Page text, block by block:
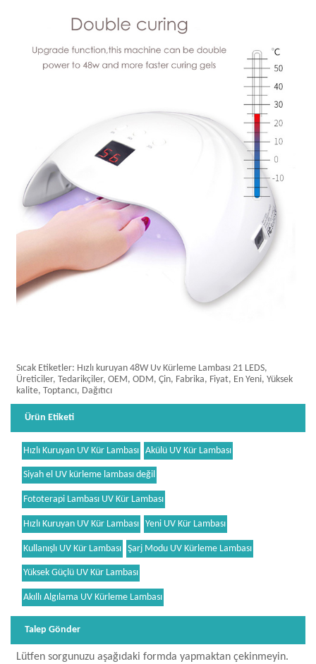
Sıcak Etiketler: Hızlı kuruyan 48W Uv Kürleme Lambası 21 LEDS,
Üreticiler, Tedarikçiler, OEM, ODM, Çin, Fabrika, Fiyat, En Yeni, Yüksek
kalite, Toptancı, Dağıtıcı
Ürün Etiketi
Hızlı Kuruyan UV Kür Lambası Akülü UV Kür Lambası
Siyah el UV kürleme lambası değil
Fototerapi Lambası UV Kür Lambası
Hızlı Kuruyan UV Kür Lambası Yeni UV Kür Lambası
Kullanışlı UV Kür Lambası Şarj Modu UV Kürleme Lambası
Yüksek Güçlü UV Kür Lambası
Akıllı Algılama UV Kürleme Lambası
Talep Gönder
Lütfen sorgunuzu aşağıdaki formda yapmaktan çekinmeyin.